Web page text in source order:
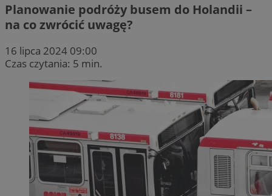
Planowanie podróży busem do Holandii –
na co zwrócić uwagę?
16 lipca 2024 09:00
Czas czytania: 5 min.